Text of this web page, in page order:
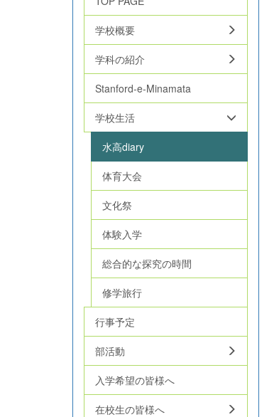
学校概要
学科の紹介
Stanford-e-Minamata
学校生活
水高diary
体育大会
文化祭
体験入学
総合的な探究の時間
修学旅行
行事予定
部活動
入学希望の皆様へ
在校生の皆様へ